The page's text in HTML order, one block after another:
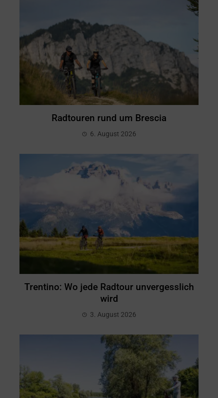
Radtouren rund um Brescia
6. August 2026
Trentino: Wo jede Radtour unvergesslich
wird
3. August 2026